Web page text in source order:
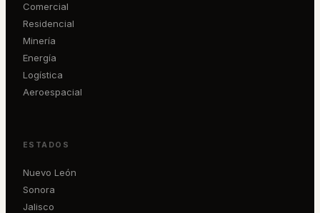
Comercial
Residencial
Minería
Energía
Logística
Aeroespacial
ESTADOS
Nuevo León
Sonora
Jalisco